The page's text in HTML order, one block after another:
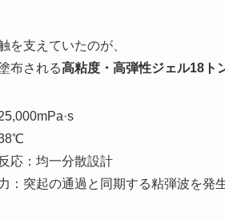
を支えていたのが、
布される高粘度・高弾性ジェル18ト
応：均一分散設計
：突起の通過と同期する粘弾波を発